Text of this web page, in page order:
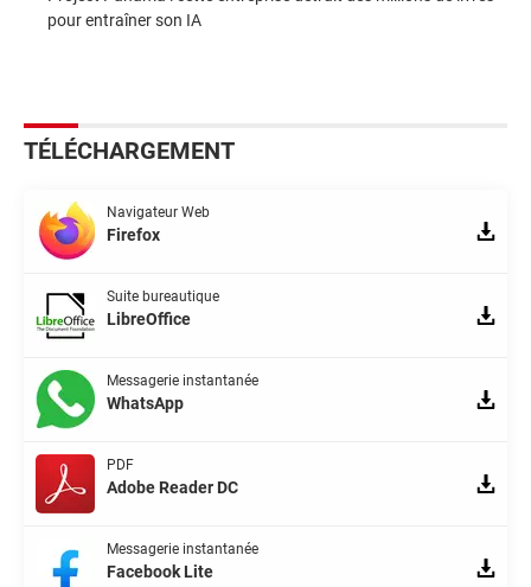
pour entraîner son IA
TÉLÉCHARGEMENT
Navigateur Web
Firefox
Suite bureautique
LibreOffice
Messagerie instantanée
WhatsApp
PDF
Adobe Reader DC
Messagerie instantanée
Facebook Lite